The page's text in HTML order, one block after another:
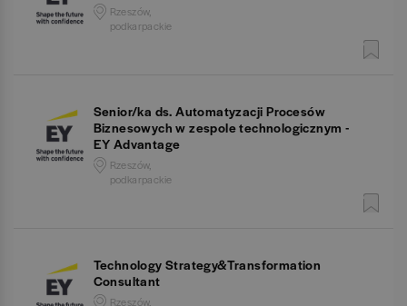
Rzeszów,
podkarpackie
Senior/ka ds. Automatyzacji Procesów
Biznesowych w zespole technologicznym -
EY Advantage
Rzeszów,
podkarpackie
Technology Strategy&Transformation
Consultant
Rzeszów,